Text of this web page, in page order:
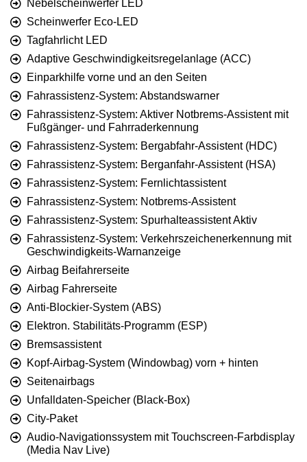
Nebelscheinwerfer LED
Scheinwerfer Eco-LED
Tagfahrlicht LED
Adaptive Geschwindigkeitsregelanlage (ACC)
Einparkhilfe vorne und an den Seiten
Fahrassistenz-System: Abstandswarner
Fahrassistenz-System: Aktiver Notbrems-Assistent mit
Fußgänger- und Fahrraderkennung
Fahrassistenz-System: Bergabfahr-Assistent (HDC)
Fahrassistenz-System: Berganfahr-Assistent (HSA)
Fahrassistenz-System: Fernlichtassistent
Fahrassistenz-System: Notbrems-Assistent
Fahrassistenz-System: Spurhalteassistent Aktiv
Fahrassistenz-System: Verkehrszeichenerkennung mit
Geschwindigkeits-Warnanzeige
Airbag Beifahrerseite
Airbag Fahrerseite
Anti-Blockier-System (ABS)
Elektron. Stabilitäts-Programm (ESP)
Bremsassistent
Kopf-Airbag-System (Windowbag) vorn + hinten
Seitenairbags
Unfalldaten-Speicher (Black-Box)
City-Paket
Audio-Navigationssystem mit Touchscreen-Farbdisplay
(Media Nav Live)